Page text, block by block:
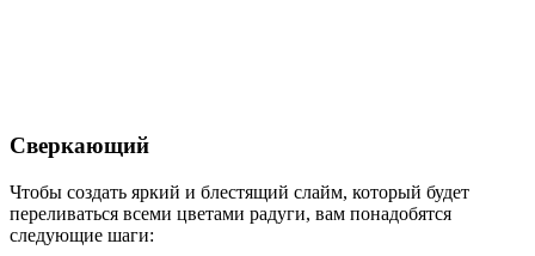
Сверкающий
Чтобы создать яркий и блестящий слайм, который будет
переливаться всеми цветами радуги, вам понадобятся
следующие шаги: